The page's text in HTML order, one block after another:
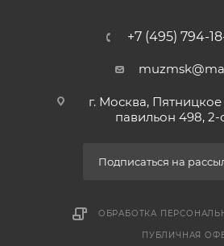
+7 (495) 794-
г. Москва, Пятницкое
павильон 498,
Подписаться на
ОБРАБОТКА
ПУБЛИЧНАЯ